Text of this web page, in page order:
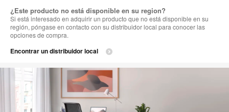
¿Este producto no está disponible en su region?
Si está interesado en adquirir un producto que no está disponible en su
región, póngase en contacto con su distribuidor local para conocer las
opciones de compra.
Encontrar un distribuidor local